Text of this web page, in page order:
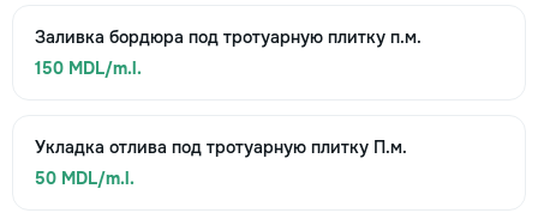
Заливка бордюра под тротуарную плитку п.м.
150 MDL/m.l.
Укладка отлива под тротуарную плитку П.м.
50 MDL/m.l.